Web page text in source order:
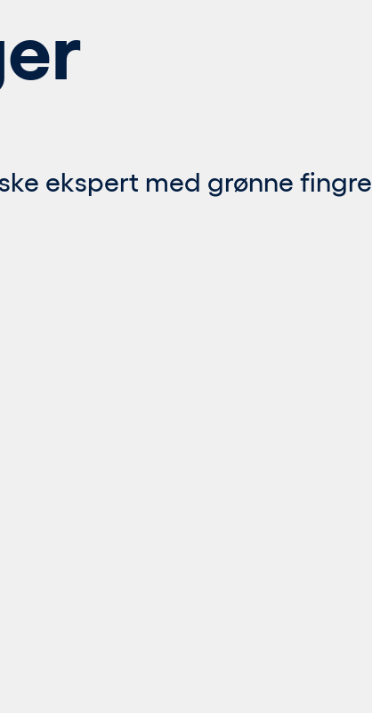
ekspert med grønne fingre